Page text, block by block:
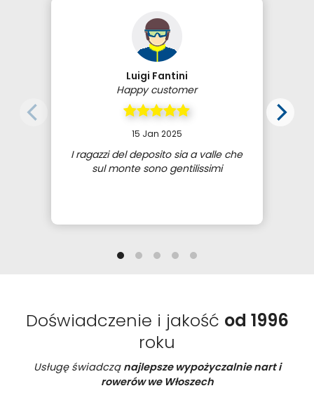
Luigi Fantini
Happy customer
15 Jan 2025
I ragazzi del deposito sia a valle che
sul monte sono gentilissimi
Doświadczenie i jakość od 1996
roku
Usługę świadczą najlepsze wypożyczalnie nart i
rowerów we Włoszech